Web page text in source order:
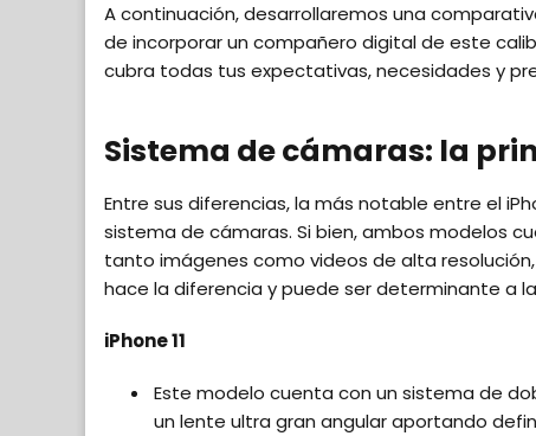
A continuación, desarrollaremos una
de incorporar un compañero digital de este
cubra todas tus expectativas, necesidades y
Sistema de cámaras: la
Entre sus diferencias, la más notable entre el
sistema de cámaras. Si bien, ambos modelos
tanto imágenes como videos de alta
hace la diferencia y puede ser determinante a
iPhone 11
Este modelo cuenta con un sistema de
un lente ultra gran angular aportando